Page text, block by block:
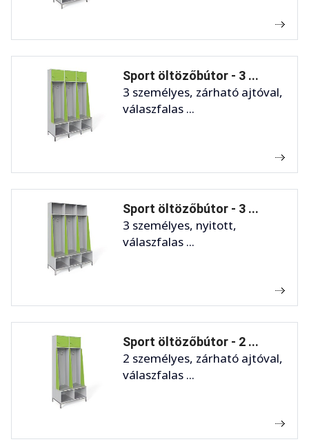
Sport öltözőbútor - 3 ...
3 személyes, zárható ajtóval,
válaszfalas ...
Sport öltözőbútor - 3 ...
3 személyes, nyitott,
válaszfalas ...
Sport öltözőbútor - 2 ...
2 személyes, zárható ajtóval,
válaszfalas ...